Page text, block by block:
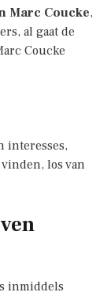
Marc Coucke,
al gaat de
Coucke
interesses,
los van
inmiddels